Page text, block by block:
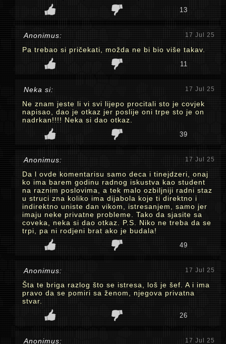
13
Anonimus: 17 Jul 25
Pa trebao si pričekati, možda ne bi bio više takav.
11
Neka si: 17 Jul 25
Ne znam jeste li vi svi lijepo procitali sto je covjek
napisao, dao je otkaz jer poslije oni trpe sto je on
nadrkan!!!! Neka si dao otkaz.
39
Anonimus: 17 Jul 25
Da l ovde komentarisu samo deca i tinejdzeri, onaj
ko ima barem godinu radnog iskustva kao student
na raznim poslovima, a tek malo ozbiljniji radni staz
u struci zna koliko ima dijabola koje ti direktno i
indirektno uniste dan vikom, istresanjem, samo jer
imaju neke privatne probleme. Tako da sjasite sa
coveka, neka si dao otkaz. P.S. Niko ne treba da se
trpi, pa ni rodjeni brat ako je budala!
49
Anonimus: 17 Jul 25
Šta te briga razlog što se istresa, loš je šef. A i ima
pravo da se pomiri sa ženom, njegova privatna
stvar.
26
Anonimus: 17 Jul 25